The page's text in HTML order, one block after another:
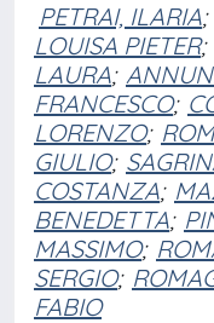
PETRAI, ILARIA;
LOUISA PIETER;
LAURA;
FRANCESCO;
LORENZO;
GIULIO;
COSTANZA;
BENEDETTA;
MASSIMO;
SERGIO;
FABIO